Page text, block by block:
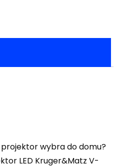
wybra do domu?
LED Kruger&Matz V-